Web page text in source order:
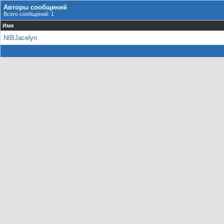
Авторы сообщений
Всего сообщений: 1
Имя
NIBJacelyn